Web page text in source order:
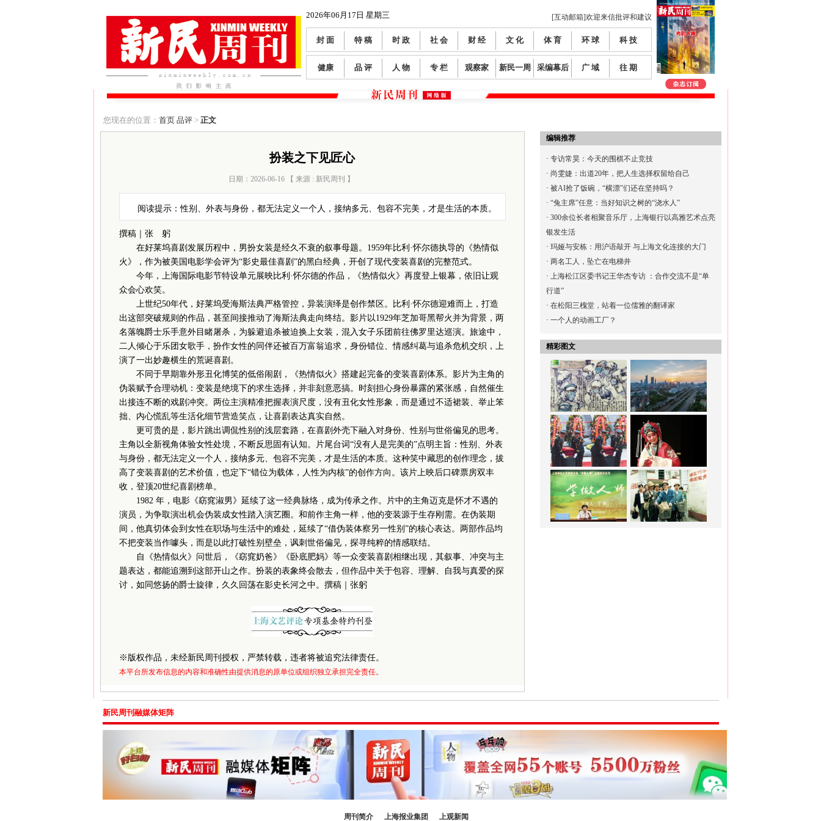
2026年06月17日 星期三 [互动邮箱]欢迎来信批评和建议
封 面 特 稿 时 政 社 会 财 经 文 化 体 育 环 球 科 技
健康 品 评 人 物 专 栏 观察家 新民一周 采编幕后 广 域 往 期
您现在的位置： 首页 品评> 正文
扮装之下见匠心
日期：2026-06-16 【 来源 : 新民周刊 】
阅读提示：性别、外表与身份，都无法定义一个人，接纳多元、包容不完美，才是生活的本质。
撰稿｜张 躬
在好莱坞喜剧发展历程中，男扮女装是经久不衰的叙事母题。1959年比利·怀尔德执导的《热情似
火》，作为被美国电影学会评为“影史最佳喜剧”的黑白经典，开创了现代变装喜剧的完整范式。
今年，上海国际电影节特设单元展映比利·怀尔德的作品，《热情似火》再度登上银幕，依旧让观
众会心欢笑。
上世纪50年代，好莱坞受海斯法典严格管控，异装演绎是创作禁区。比利·怀尔德迎难而上，打造
出这部突破规则的作品，甚至间接推动了海斯法典走向终结。影片以1929年芝加哥黑帮火并为背景，两
名落魄爵士乐手意外目睹屠杀，为躲避追杀被迫换上女装，混入女子乐团前往佛罗里达巡演。旅途中，
二人倾心于乐团女歌手，扮作女性的同伴还被百万富翁追求，身份错位、情感纠葛与追杀危机交织，上
演了一出妙趣横生的荒诞喜剧。
不同于早期靠外形丑化博笑的低俗闹剧，《热情似火》搭建起完备的变装喜剧体系。影片为主角的
伪装赋予合理动机：变装是绝境下的求生选择，并非刻意恶搞。时刻担心身份暴露的紧张感，自然催生
出接连不断的戏剧冲突。两位主演精准把握表演尺度，没有丑化女性形象，而是通过不适裙装、举止笨
拙、内心慌乱等生活化细节营造笑点，让喜剧表达真实自然。
更可贵的是，影片跳出调侃性别的浅层套路，在喜剧外壳下融入对身份、性别与世俗偏见的思考。
主角以全新视角体验女性处境，不断反思固有认知。片尾台词“没有人是完美的”点明主旨：性别、外表
与身份，都无法定义一个人，接纳多元、包容不完美，才是生活的本质。这种笑中藏思的创作理念，拔
高了变装喜剧的艺术价值，也定下“错位为载体，人性为内核”的创作方向。该片上映后口碑票房双丰
收，登顶20世纪喜剧榜单。
1982 年，电影《窈窕淑男》延续了这一经典脉络，成为传承之作。片中的主角迈克是怀才不遇的
演员，为争取演出机会伪装成女性踏入演艺圈。和前作主角一样，他的变装源于生存刚需。在伪装期
间，他真切体会到女性在职场与生活中的难处，延续了“借伪装体察另一性别”的核心表达。两部作品均
不把变装当作噱头，而是以此打破性别壁垒，讽刺世俗偏见，探寻纯粹的情感联结。
自《热情似火》问世后，《窈窕奶爸》《卧底肥妈》等一众变装喜剧相继出现，其叙事、冲突与主
题表达，都能追溯到这部开山之作。扮装的表象终会散去，但作品中关于包容、理解、自我与真爱的探
讨，如同悠扬的爵士旋律，久久回荡在影史长河之中。撰稿｜张躬
※ 版权作品，未经新民周刊授权，严禁转载，违者将被追究法律责任。
本平台所发布信息的内容和准确性由提供消息的原单位或组织独立承担完全责任。
编辑推荐
· 专访常昊：今天的围棋不止竞技
· 尚雯婕：出道20年，把人生选择权留给自己
· 被AI抢了饭碗，“横漂”们还在坚持吗？
· “兔主席”任意：当好知识之树的“浇水人”
· 300余位长者相聚音乐厅，上海银行以高雅艺术点亮
银发生活
· 玛娅与安栋：用沪语敲开 与上海文化连接的大门
· 两名工人，坠亡在电梯井
· 上海松江区委书记王华杰专访 ：合作交流不是“单
行道”
· 在松阳三槐堂，站着一位儒雅的翻译家
· 一个人的动画工厂？
精彩图文
新民周刊融媒体矩阵
周刊简介 上海报业集团 上观新闻